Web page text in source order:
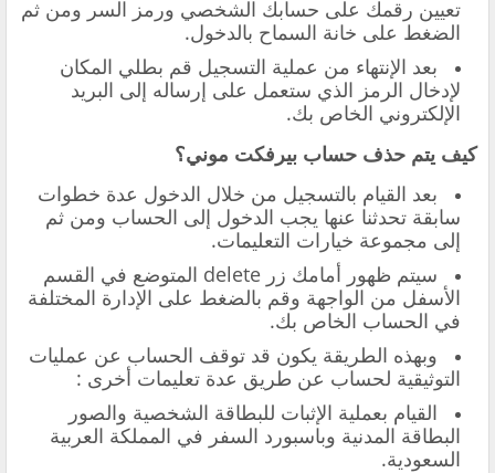
تعيين رقمك على حسابك الشخصي ورمز السر ومن ثم
الضغط على خانة السماح بالدخول.
بعد الإنتهاء من عملية التسجيل قم بطلي المكان
لإدخال الرمز الذي ستعمل على إرساله إلى البريد
الإلكتروني الخاص بك.
كيف يتم حذف حساب بيرفكت موني؟
بعد القيام بالتسجيل من خلال الدخول عدة خطوات
سابقة تحدثنا عنها يجب الدخول إلى الحساب ومن ثم
إلى مجموعة خيارات التعليمات.
سيتم ظهور أمامك زر delete المتوضع في القسم
الأسفل من الواجهة وقم بالضغط على الإدارة المختلفة
في الحساب الخاص بك.
وبهذه الطريقة يكون قد توقف الحساب عن عمليات
التوثيقية لحساب عن طريق عدة تعليمات أخرى :
القيام بعملية الإثبات للبطاقة الشخصية والصور
البطاقة المدنية وباسبورد السفر في المملكة العربية
السعودية.